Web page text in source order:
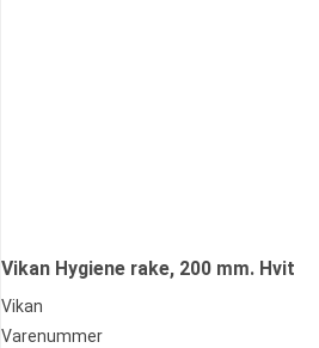
Vikan Hygiene rake, 200 mm. Hvit
Vikan
Varenummer